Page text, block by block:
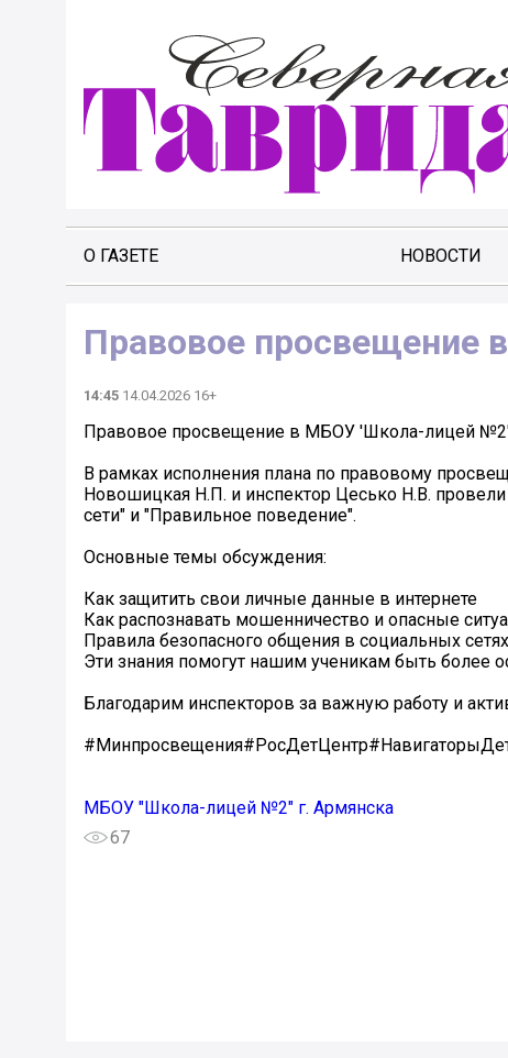
О ГАЗЕТЕ НОВОСТИ
Правовое
14:45 14.04.2026 16+
Правовое просвещение в МБОУ 'Школа-лицей №2'
В рамках исполнения плана по правовому
Новошицкая Н.П. и инспектор Цесько Н.В.
сети" и "Правильное поведение".
Основные темы обсуждения:
Как защитить свои личные данные в интернете
Как распознавать мошенничество и опасные
Правила безопасного общения в социальных сетях
Эти знания помогут нашим ученикам быть
Благодарим инспекторов за важную работу и
МБОУ "Школа-лицей №2" г. Армянска
67